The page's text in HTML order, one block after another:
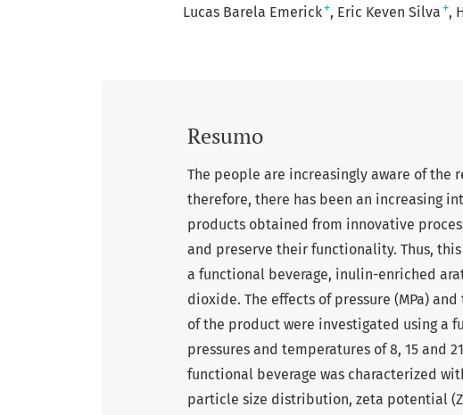
Lucas Barela Emerick+ Eric Keven Silva +
Resumo
The people are increasingly aware of
therefore, there has been an increasing
products obtained from innovative
and preserve their functionality. Thus,
a functional beverage, inulin-enriched
dioxide. The effects of pressure (MPa)
of the product were investigated using a
pressures and temperatures of 8, 15 and
functional beverage was characterized
particle size distribution, zeta potential